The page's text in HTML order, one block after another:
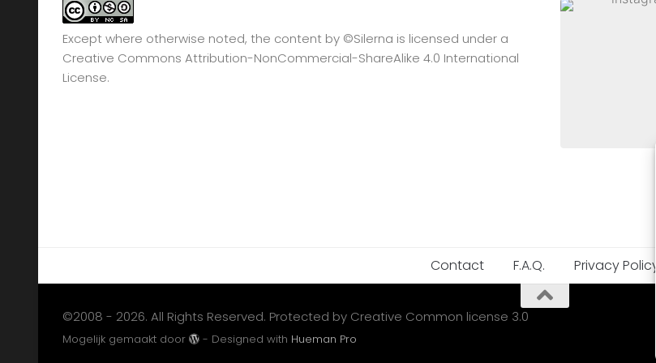
Except where otherwise noted, the content by ©Silerna is licensed under a
Creative Commons Attribution-NonCommercial-ShareAlike 4.0 International
License.
Contact F.A.Q. Privacy Policy
©2008 - 2026. All Rights Reserved. Protected by Creative Common license 3.0
Mogelijk gemaakt door - Designed with Hueman Pro